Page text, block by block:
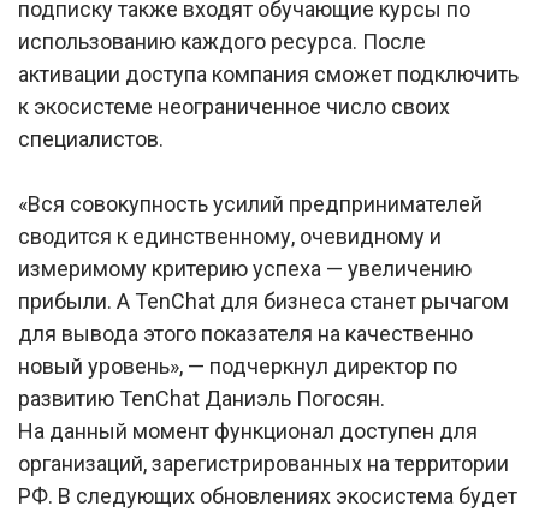
подписку также входят обучающие курсы по
использованию каждого ресурса. После
активации доступа компания сможет подключить
к экосистеме неограниченное число своих
специалистов.
«Вся совокупность усилий предпринимателей
сводится к единственному, очевидному и
измеримому критерию успеха — увеличению
прибыли. А TenChat для бизнеса станет рычагом
для вывода этого показателя на качественно
новый уровень», — подчеркнул директор по
развитию TenChat Даниэль Погосян.
На данный момент функционал доступен для
организаций, зарегистрированных на территории
РФ. В следующих обновлениях экосистема будет